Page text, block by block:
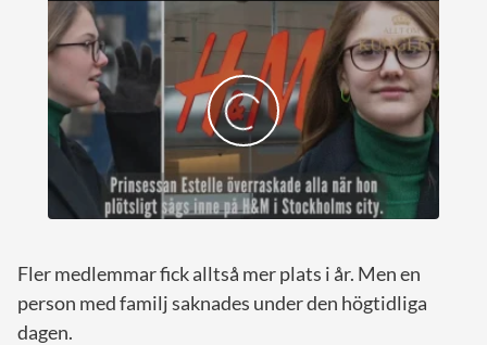
Fler medlemmar fick alltså mer plats i år. Men en
person med familj saknades under den högtidliga
dagen.